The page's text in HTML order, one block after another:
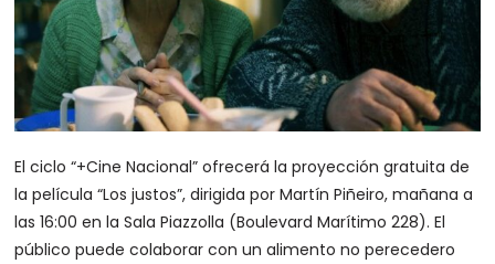
El ciclo “+Cine Nacional” ofrecerá la proyección gratuita de
la película “Los justos”, dirigida por Martín Piñeiro, mañana a
las 16:00 en la Sala Piazzolla (Boulevard Marítimo 228). El
público puede colaborar con un alimento no perecedero